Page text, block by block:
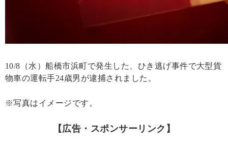
10/8（水）船橋市浜町で発生した、ひき逃げ事件で大型貨
物車の運転手24歳男が逮捕されました。
※写真はイメージです。
【広告・スポンサーリンク】